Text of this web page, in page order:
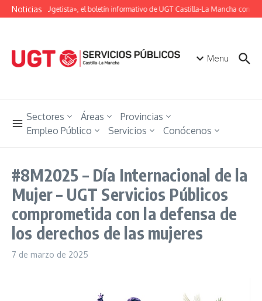
Saltar al contenido
Noticias
«Unión Ugetista», el boletín informativo de UGT Castilla-La Mancha con
Menu
Sectores Áreas
Provincias
Empleo Público
Servicios Conócenos
#8M2025 – Día Internacional de la
Mujer – UGT Servicios Públicos
comprometida con la defensa de
los derechos de las mujeres
7 de marzo de 2025